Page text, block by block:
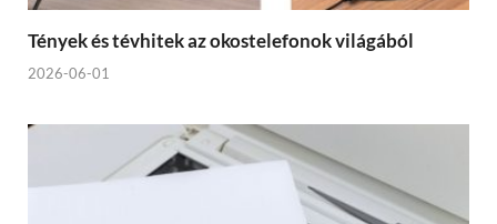
Tények és tévhitek az okostelefonok világából
2026-06-01